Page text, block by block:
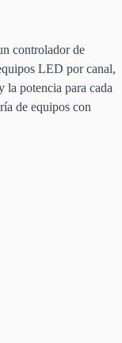
controlador de
LED por canal,
la potencia para cada
de equipos con